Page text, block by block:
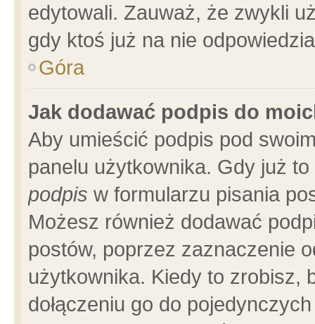
edytowali. Zauważ, że zwykli
gdy ktoś już na nie
Góra
Jak dodawać podpis do
Aby umieścić podpis pod
panelu użytkownika. Gdy już
podpis w formularzu pisania
Możesz również dodawać
postów, poprzez zaznaczenie
użytkownika. Kiedy to zrobisz,
dołączeniu go do